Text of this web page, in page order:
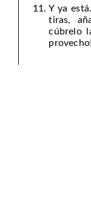
Y ya
tiras,
cúbrelo
provecho!